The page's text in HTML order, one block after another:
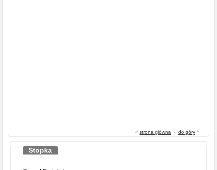
« strona główna - do góry ^
Stopka